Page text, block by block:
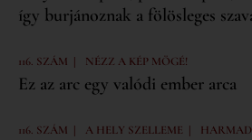
így burjánoznak a fölösleges
116. SZÁM | NÉZZ A KÉP MÖGÉ!
Ez az arc egy valódi ember arca
116. SZÁM | A HELY SZELLEME |